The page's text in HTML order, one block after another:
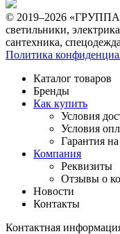
© 2019–2026
светильники,
сантехника,
Политика
Каталог товаров
Бренды
Как купить
Условия
Условия
Гарантия
Компания
Реквизиты
Отзывы о
Новости
Контакты
Контактная